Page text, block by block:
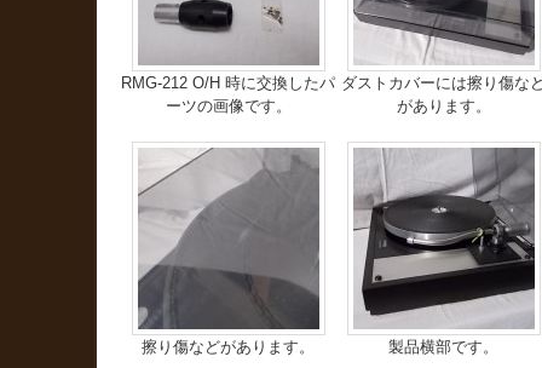
RMG-212 O/H 時に交換したパ
ーツの画像です。
ダストカバーには擦り傷な
があります。
擦り傷などがあります。 製品横部です。